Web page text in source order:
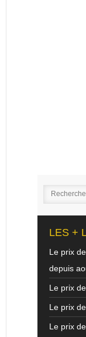
LES +
Le prix
depuis
Le prix
Le prix
Le prix